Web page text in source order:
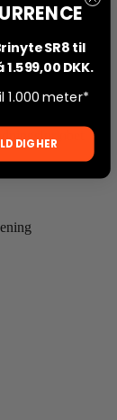
SR8 til
DKK.
1.000 meter*
DIG HER